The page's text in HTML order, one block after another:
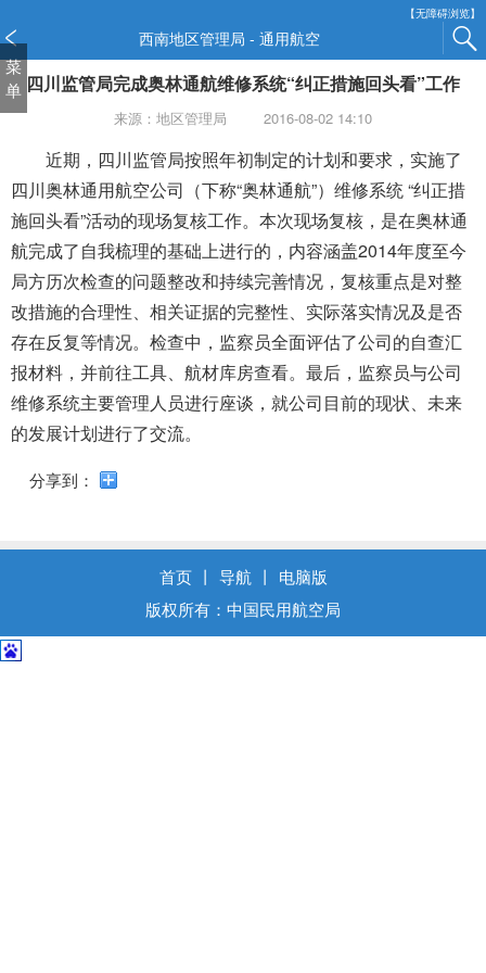
【无障碍浏览】
西南地区管理局 - 通用航空
菜
单 四川监管局完成奥林通航维修系统“纠正措施回头看”工作
来源：地区管理局 2016-08-02 14:10
近期，四川监管局按照年初制定的计划和要求，实施了
四川奥林通用航空公司（下称“奥林通航”）维修系统 “纠正措
施回头看”活动的现场复核工作。本次现场复核，是在奥林通
航完成了自我梳理的基础上进行的，内容涵盖2014年度至今
局方历次检查的问题整改和持续完善情况，复核重点是对整
改措施的合理性、相关证据的完整性、实际落实情况及是否
存在反复等情况。检查中，监察员全面评估了公司的自查汇
报材料，并前往工具、航材库房查看。最后，监察员与公司
维修系统主要管理人员进行座谈，就公司目前的现状、未来
的发展计划进行了交流。
分享到：
首页 丨 导航 丨
电脑版
版权所有：中国民用航空局
窗
口
打
碍
说
明
页
面,
Alt
加
波
浪
键
打